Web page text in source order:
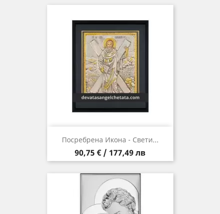
Посребрена Икона - Свети...
Цена
90,75 € / 177,49 лв